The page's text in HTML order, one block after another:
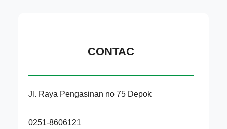
CONTAC
Jl. Raya Pengasinan no 75 Depok
0251-8606121